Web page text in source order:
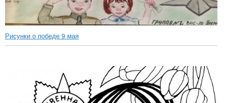
Рисунки о победе 9 мая